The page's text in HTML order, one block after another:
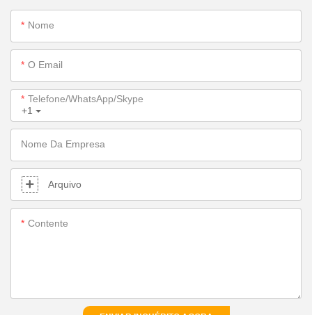
Nome
O Email
+1
Telefone/WhatsApp/Skype
Nome Da Empresa
Arquivo
Contente